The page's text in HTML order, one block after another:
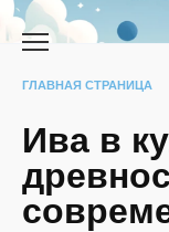
Перейти
ГЛАВНАЯ СТРАНИЦА
Ива в